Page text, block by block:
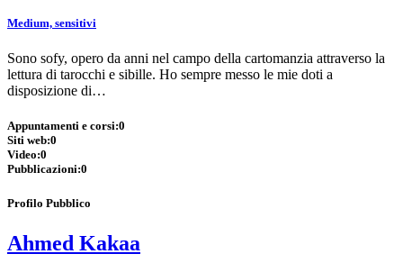
Medium, sensitivi
Sono sofy, opero da anni nel campo della cartomanzia attraverso la
lettura di tarocchi e sibille. Ho sempre messo le mie doti a
disposizione di…
Appuntamenti e corsi:0
Siti web:0
Video:0
Pubblicazioni:0
Profilo Pubblico
Ahmed Kakaa